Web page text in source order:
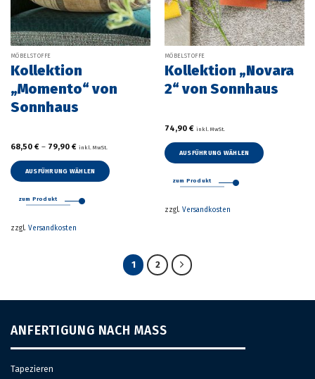
MÖBELSTOFFE
Kollektion
„Momento“ von
Sonnhaus
68,50 €– 79,90 € inkl. MwSt.
AUSFÜHRUNG WÄHLEN
Produkt
mehrere
gewählt
zum Produkt
zzgl. Versandkosten
MÖBELSTOFFE
Kollektion „Novara
2“ von Sonnhaus
74,90 € inkl. MwSt.
AUSFÜHRUNG WÄHLEN
Produkt
mehrere
Optionen
können
auf
Produktseite
werden
zum Produkt
zzgl. Versandkosten
1 2
ANFERTIGUNG NACH MASS
Tapezieren